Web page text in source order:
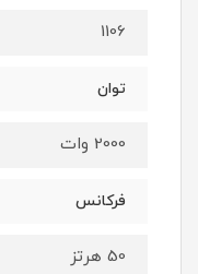
1106
توان
2000 وات
فرکانس
50 هرتز